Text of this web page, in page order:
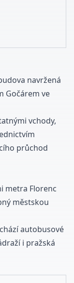
navržená
Gočárem ve
vchody,
průchod
metra Florenc
městskou
autobusové
i pražská